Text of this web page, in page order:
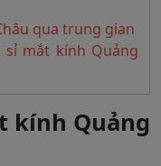
qua trung gian
mắt kính Quảng
kính Quảng